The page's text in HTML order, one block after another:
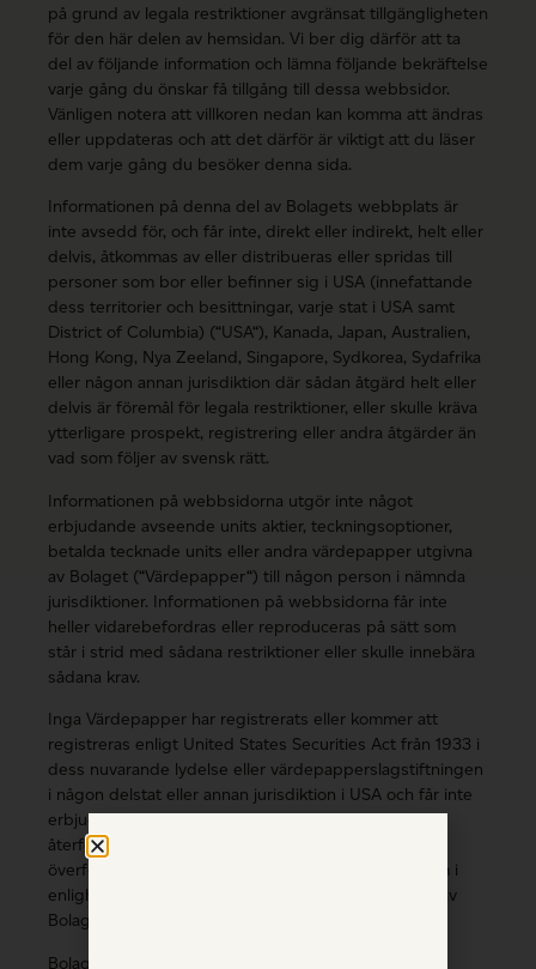
på grund av legala restriktioner avgränsat tillgängligheten
för den här delen av hemsidan. Vi ber dig därför att ta
del av följande information och lämna följande bekräftelse
varje gång du önskar få tillgång till dessa webbsidor.
Vänligen notera att villkoren nedan kan komma att ändras
eller uppdateras och att det därför är viktigt att du läser
dem varje gång du besöker denna sida.
Informationen på denna del av Bolagets webbplats är
inte avsedd för, och får inte, direkt eller indirekt, helt eller
delvis, åtkommas av eller distribueras eller spridas till
personer som bor eller befinner sig i USA (innefattande
dess territorier och besittningar, varje stat i USA samt
District of Columbia) (“USA“), Kanada, Japan, Australien,
Hong Kong, Nya Zeeland, Singapore, Sydkorea, Sydafrika
eller någon annan jurisdiktion där sådan åtgärd helt eller
delvis är föremål för legala restriktioner, eller skulle kräva
ytterligare prospekt, registrering eller andra åtgärder än
vad som följer av svensk rätt.
Informationen på webbsidorna utgör inte något
erbjudande avseende units aktier, teckningsoptioner,
betalda tecknade units eller andra värdepapper utgivna
av Bolaget (“Värdepapper“) till någon person i nämnda
jurisdiktioner. Informationen på webbsidorna får inte
heller vidarebefordras eller reproduceras på sätt som
står i strid med sådana restriktioner eller skulle innebära
sådana krav.
Inga Värdepapper har registrerats eller kommer att
registreras enligt United States Securities Act från 1933 i
dess nuvarande lydelse eller värdepapperslagstiftningen
i någon delstat eller annan jurisdiktion i USA och får inte
erbjudas, tecknas, utnyttjas, pantsättas, säljas,
återförsäljas, tilldelas, levereras eller på annat sätt
överföras, direkt eller indirekt, i eller till USA, förutom i
enlighet med eventuella undantag som accepteras av
Bolaget.
Bolaget förbehåller sig rätten att enligt eventuellt